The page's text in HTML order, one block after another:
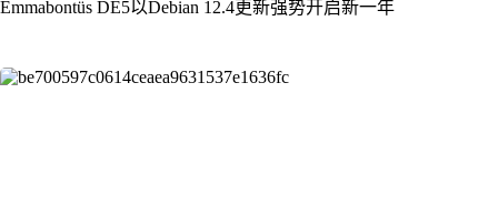
Emmabontüs DE5以Debian 12.4更新强势开启新一年